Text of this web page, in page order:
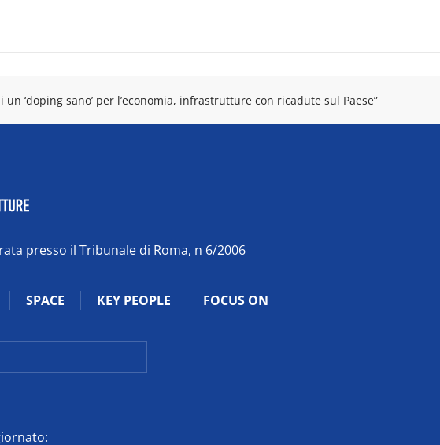
‘doping sano’ per l’economia, infrastrutture con ricadute sul Paese”
presso il Tribunale di Roma, n 6/2006
SPACE KEY PEOPLE FOCUS ON